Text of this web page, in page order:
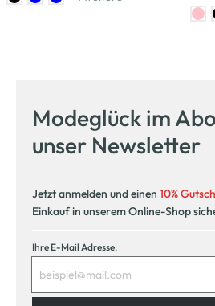
Modeglück im
unser Newsletter
Jetzt anmelden und einen 10%
Einkauf in unserem Online-Shop
Ihre E-Mail Adresse: